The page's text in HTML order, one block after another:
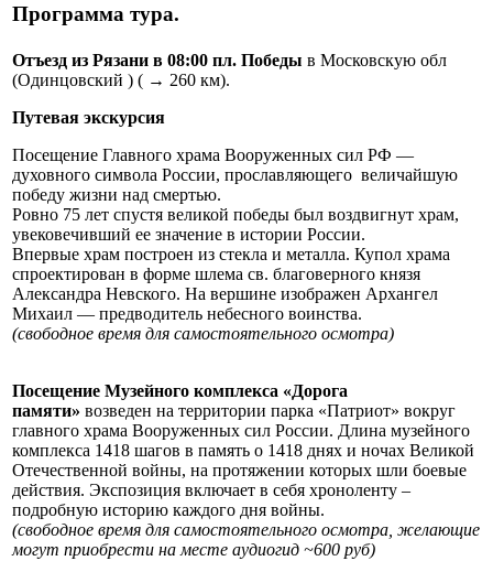
Программа тура.
Отъезд из Рязани в 08:00 пл. Победы в Московскую обл
(Одинцовский ) ( → 260 км).
Путевая экскурсия
Посещение Главного храма Вооруженных сил РФ —
духовного символа России, прославляющего величайшую
победу жизни над смертью.
Ровно 75 лет спустя великой победы был воздвигнут храм,
увековечивший ее значение в истории России.
Впервые храм построен из стекла и металла. Купол храма
спроектирован в форме шлема св. благоверного князя
Александра Невского. На вершине изображен Архангел
Михаил — предводитель небесного воинства.
(свободное время для самостоятельного осмотра)
Посещение Музейного комплекса «Дорога
памяти» возведен на территории парка «Патриот» вокруг
главного храма Вооруженных сил России. Длина музейного
комплекса 1418 шагов в память о 1418 днях и ночах Великой
Отечественной войны, на протяжении которых шли боевые
действия. Экспозиция включает в себя хроноленту –
подробную историю каждого дня войны.
(свободное время для самостоятельного осмотра, желающие
могут приобрести на месте аудиогид ~600 руб)